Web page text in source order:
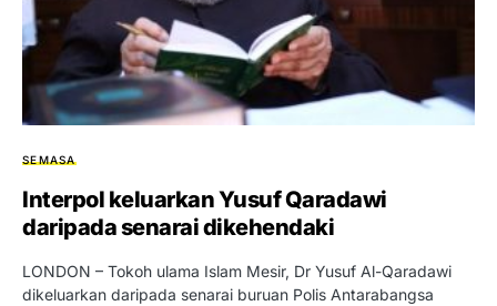
SEMASA
Interpol keluarkan Yusuf Qaradawi
daripada senarai dikehendaki
LONDON – Tokoh ulama Islam Mesir, Dr Yusuf Al-Qaradawi
dikeluarkan daripada senarai buruan Polis Antarabangsa